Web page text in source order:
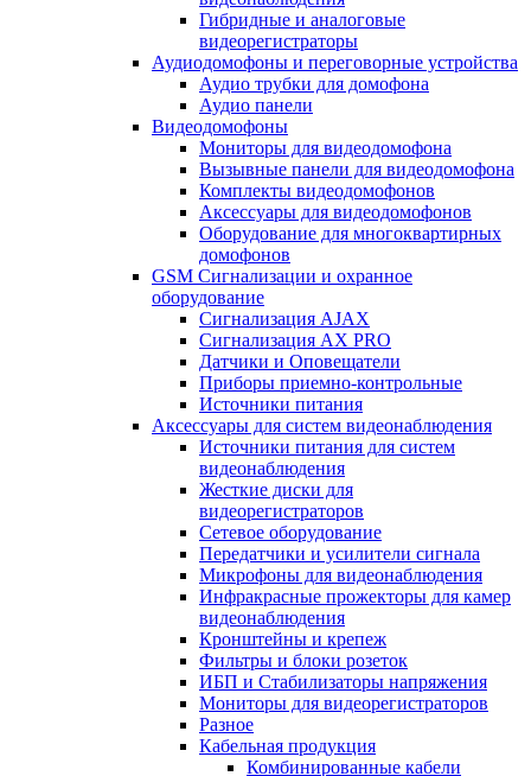
Гибридные и аналоговые
видеорегистраторы
Аудиодомофоны и переговорные устройства
Аудио трубки для домофона
Аудио панели
Видеодомофоны
Мониторы для видеодомофона
Вызывные панели для видеодомофона
Комплекты видеодомофонов
Аксессуары для видеодомофонов
Оборудование для многоквартирных
домофонов
GSM Сигнализации и охранное
оборудование
Сигнализация AJAX
Сигнализация AX PRO
Датчики и Оповещатели
Приборы приемно-контрольные
Источники питания
Аксессуары для систем видеонаблюдения
Источники питания для систем
видеонаблюдения
Жесткие диски для
видеорегистраторов
Сетевое оборудование
Передатчики и усилители сигнала
Микрофоны для видеонаблюдения
Инфракрасные прожекторы для камер
видеонаблюдения
Кронштейны и крепеж
Фильтры и блоки розеток
ИБП и Стабилизаторы напряжения
Мониторы для видеорегистраторов
Разное
Кабельная продукция
Комбинированные кабели